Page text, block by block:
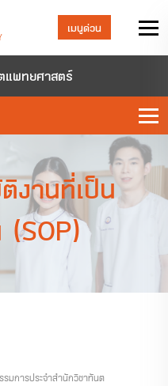
เมนูด่วน
แพทยศาสตร์
งานที่เป็น
(SOP)
การประจําสํานักวิชาทันต